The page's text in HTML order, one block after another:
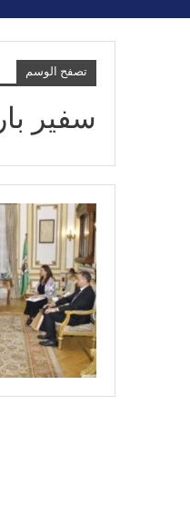
تصفح الوسم
سفير